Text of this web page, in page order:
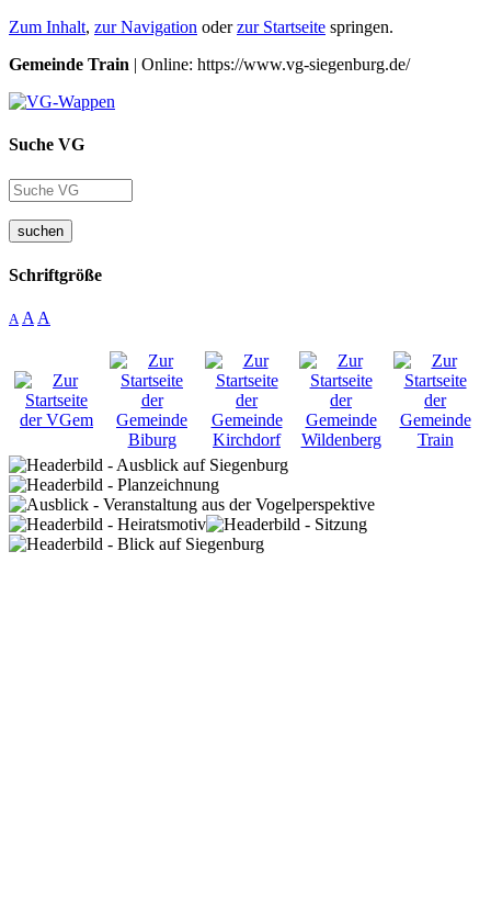
Zum Inhalt, zur Navigation oderzur Startseite springen.
Gemeinde Train | Online: https://www.vg-siegenburg.de/
Suche VG
suchen
Schriftgröße
A A A